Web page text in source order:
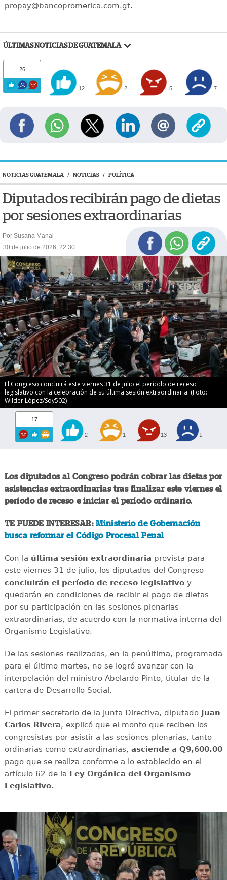
propay@bancopromerica.com.gt.
ÚLTIMAS NOTICIAS DE GUATEMALA
26
12 2 5 7
NOTICIAS GUATEMALA / NOTICIAS / POLÍTICA
Diputados recibirán pago de dietas
por sesiones extraordinarias
Por Susana Manai
30 de julio de 2026, 22:30
El Congreso concluirá este viernes 31 de julio el período de receso
legislativo con la celebración de su última sesión extraordinaria. (Foto:
Wilder López/Soy502)
17
2 1 13 1
Los diputados al Congreso podrán cobrar las dietas por
asistencias extraordinarias tras finalizar este viernes el
período de receso e iniciar el período ordinario.
TE PUEDE INTERESAR:Ministerio de Gobernación
busca reformar el Código Procesal Penal
Con la última sesión extraordinaria prevista para
este viernes 31 de julio, los diputados del Congreso
concluirán el período de receso legislativoy
quedarán en condiciones de recibir el pago de dietas
por su participación en las sesiones plenarias
extraordinarias, de acuerdo con la normativa interna del
Organismo Legislativo.
De las sesiones realizadas, en la penúltima, programada
para el último martes, no se logró avanzar con la
interpelación del ministro Abelardo Pinto, titular de la
cartera de Desarrollo Social.
El primer secretario de la Junta Directiva, diputado Juan
Carlos Rivera, explicó que el monto que reciben los
congresistas por asistir a las sesiones plenarias, tanto
ordinarias como extraordinarias, asciende a Q9,600.00
pago que se realiza conforme a lo establecido en el
artículo 62 de la Ley Orgánica del Organismo
Legislativo.